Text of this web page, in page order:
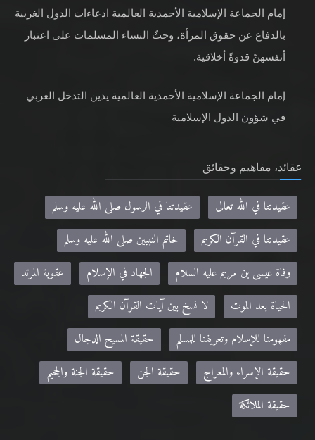
إمام الجماعة الإسلامية الأحمدية العالمية ادعاءات الدول الغربية
بالدفاع عن حقوق المرأة، وحثّ النساء المسلمات على اعتبار
أنفسهنّ قدوةً أخلاقية.
إمام الجماعة الإسلامية الأحمدية العالمية يدين التدخل الغربي
في شؤون الدول الإسلامية
عقائد، مفاهيم وحقائق
عقيدتنا في الله تعالى
عقيدتنا في الرسول صلى الله عليه وسلم
عقيدتنا في القرآن الكريم
خاتم النبيين صلى الله عليه وسلم
وفاة عيسى بن مريم عليه السلام
الجهاد في الإسلام
عقوبة المرتد
الحياة بعد الموت
لا نسخ بين آيات القرآن الكريم
مفهومنا للإسلام وتعريفنا للمسلم
حقيقة المسيح الدجال
حقيقة الإسراء والمعراج
حقيقة الجن
حقيقة الجنة والجحيم
حقيقة الملائكة